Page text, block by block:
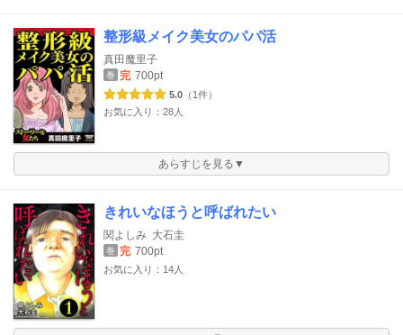
整形級メイク美女のパパ活
真田魔里子
巻 完 700pt
5.0 （1件）
お気に入り：28人
あらすじを見る▼
きれいなほうと呼ばれたい
関よしみ 大石圭
巻 完 700pt
お気に入り：14人